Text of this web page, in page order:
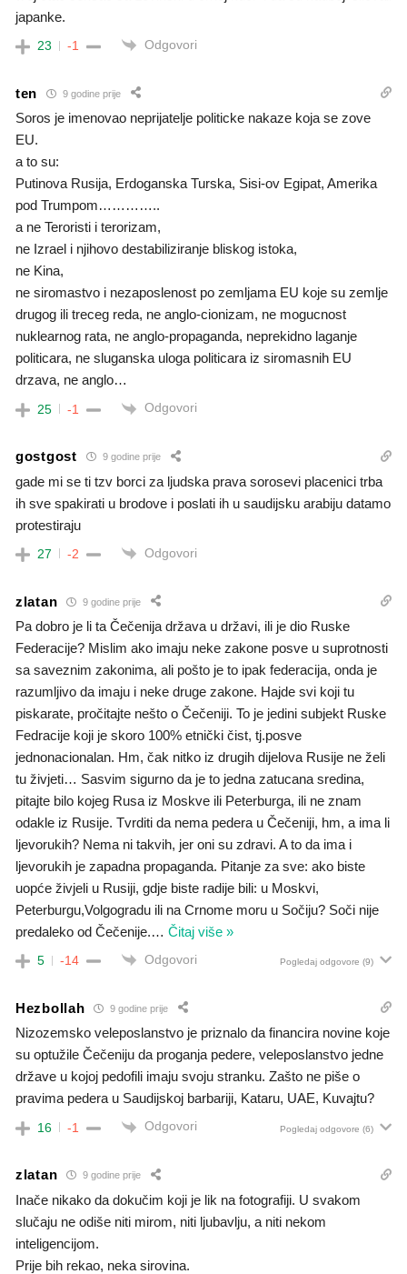
japanke.
23 -1 Odgovori
ten 9 godine prije
Soros je imenovao neprijatelje politicke nakaze koja se zove
EU.
a to su:
Putinova Rusija, Erdoganska Turska, Sisi-ov Egipat, Amerika
pod Trumpom…………..
a ne Teroristi i terorizam,
ne Izrael i njihovo destabiliziranje bliskog istoka,
ne Kina,
ne siromastvo i nezaposlenost po zemljama EU koje su zemlje
drugog ili treceg reda, ne anglo-cionizam, ne mogucnost
nuklearnog rata, ne anglo-propaganda, neprekidno laganje
politicara, ne sluganska uloga politicara iz siromasnih EU
drzava, ne anglo…
25 -1 Odgovori
gostgost 9 godine prije
gade mi se ti tzv borci za ljudska prava sorosevi placenici trba
ih sve spakirati u brodove i poslati ih u saudijsku arabiju datamo
protestiraju
27 -2 Odgovori
zlatan 9 godine prije
Pa dobro je li ta Čečenija država u državi, ili je dio Ruske
Federacije? Mislim ako imaju neke zakone posve u suprotnosti
sa saveznim zakonima, ali pošto je to ipak federacija, onda je
razumljivo da imaju i neke druge zakone. Hajde svi koji tu
piskarate, pročitajte nešto o Čečeniji. To je jedini subjekt Ruske
Fedracije koji je skoro 100% etnički čist, tj.posve
jednonacionalan. Hm, čak nitko iz drugih dijelova Rusije ne želi
tu živjeti… Sasvim sigurno da je to jedna zatucana sredina,
pitajte bilo kojeg Rusa iz Moskve ili Peterburga, ili ne znam
odakle iz Rusije. Tvrditi da nema pedera u Čečeniji, hm, a ima li
ljevorukih? Nema ni takvih, jer oni su zdravi. A to da ima i
ljevorukih je zapadna propaganda. Pitanje za sve: ako biste
uopće živjeli u Rusiji, gdje biste radije bili: u Moskvi,
Peterburgu,Volgogradu ili na Crnome moru u Sočiju? Soči nije
predaleko od Čečenije.… Čitaj više »
5 -14 Odgovori Pogledaj odgovore (9)
Hezbollah 9 godine prije
Nizozemsko veleposlanstvo je priznalo da financira novine koje
su optužile Čečeniju da proganja pedere, veleposlanstvo jedne
države u kojoj pedofili imaju svoju stranku. Zašto ne piše o
pravima pedera u Saudijskoj barbariji, Kataru, UAE, Kuvajtu?
16 -1 Odgovori Pogledaj odgovore (6)
zlatan 9 godine prije
Inače nikako da dokučim koji je lik na fotografiji. U svakom
slučaju ne odiše niti mirom, niti ljubavlju, a niti nekom
inteligencijom.
Prije bih rekao, neka sirovina.